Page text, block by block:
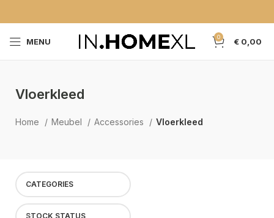
MENU 0 € 0,00
Vloerkleed
Home Meubel Accessories Vloerkleed
CATEGORIES
STOCK STATUS